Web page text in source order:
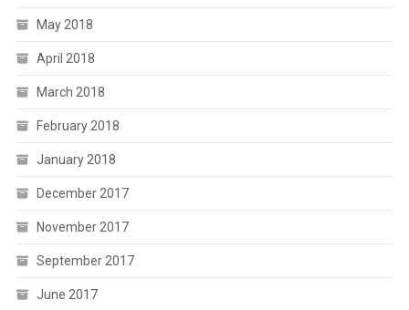
May 2018
April 2018
March 2018
February 2018
January 2018
December 2017
November 2017
September 2017
June 2017